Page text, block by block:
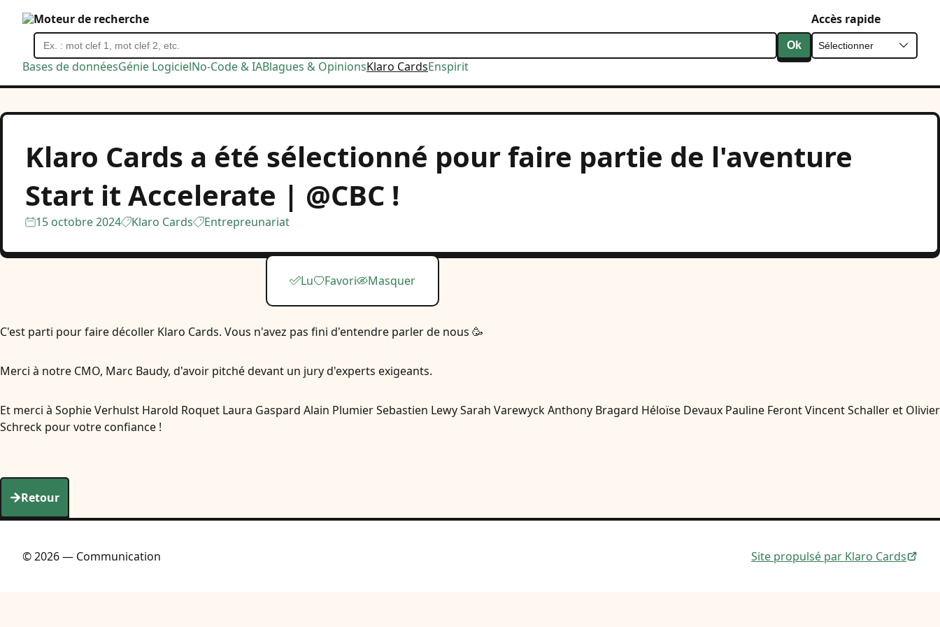
Bases de donnéesGénie LogicielNo-Code & IABlagues & OpinionsKlaro CardsEnspirit
Moteur de recherche
Ok
Accès rapide
Klaro Cards a été sélectionné pour faire partie de l'aventure
Start it Accelerate | @CBC !
15 octobre 2024 Klaro Cards Entrepreunariat
Lu Favori Masquer
C'est parti pour faire décoller Klaro Cards. Vous n'avez pas fini d'entendre parler de nous 🥳
Merci à notre CMO, Marc Baudy, d'avoir pitché devant un jury d'experts exigeants.
Et merci à Sophie Verhulst Harold Roquet Laura Gaspard Alain Plumier Sebastien Lewy Sarah Varewyck Anthony Bragard Héloïse Devaux Pauline Feront Vincent Schaller et Olivier
Schreck pour votre confiance !
Retour
© 2026 — Communication Site propulsé par Klaro Cards